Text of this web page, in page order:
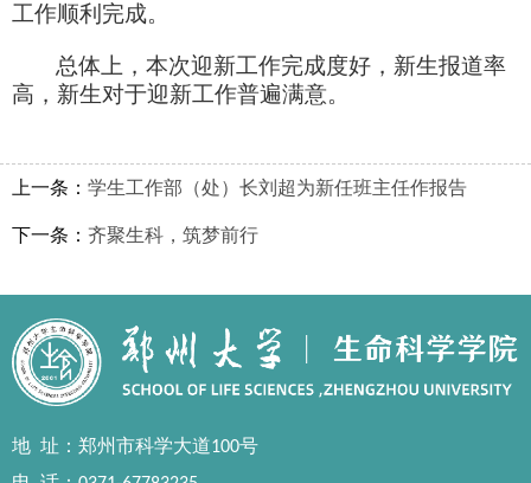
工作顺利完成。
总体上，本次迎新工作完成度好，新生报道率
高，新生对于迎新工作普遍满意。
上一条： 学生工作部（处）长刘超为新任班主任作报告
下一条： 齐聚生科，筑梦前行
地址 ：郑州市科学大道100号